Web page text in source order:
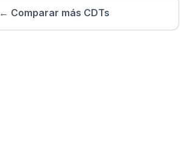
← Comparar más CDTs